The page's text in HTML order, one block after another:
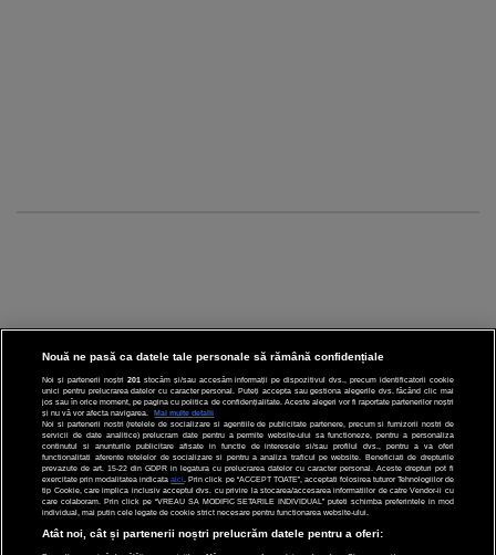
CINEMA
DIVERTISMENT
STIRI
TEHNOLOGIE
SPORT
Nouă ne pasă ca datele tale personale să rămână confidențiale
Noi și partenerii noștri 201 stocăm și/sau accesăm informații pe dispozitivul dvs., precum identificatorii cookie
unici pentru prelucrarea datelor cu caracter personal. Puteți accepta sau gestiona alegerile dvs. făcând clic mai
jos sau în orice moment, pe pagina cu politica de confidențialitate. Aceste alegeri vor fi raportate partenerilor noștri
și nu vă vor afecta navigarea.
Mai multe detalii
Noi si partenerii nostri (retelele de socializare si agentiile de publicitate partenere, precum si furnizorii nostri de
servicii de date analitice) prelucram date pentru a permite website-ului sa functioneze, pentru a personaliza
continutul si anunturile publicitare afisate in functie de interesele si/sau profilul dvs., pentru a va oferi
functionalitati aferente retelelor de socializare si pentru a analiza traficul pe website. Beneficiati de drepturile
prevazute de art. 15-22 din GDPR in legatura cu prelucrarea datelor cu caracter personal. Aceste drepturi pot fi
exercitate prin modalitatea indicataaici . Prin click pe “ACCEPT TOATE”, acceptati folosirea tuturor Tehnologiilor de
tip Cookie, care implica inclusiv acceptul dvs. cu privire la stocarea/accesarea informatiilor de catre Vendor-ii cu
care colaboram. Prin click pe “VREAU SA MODIFIC SETARILE INDIVIDUAL” puteti schimba preferintele in mod
individual, mai putin cele legate de cookie strict necesare pentru functionarea website-ului.
Atât noi, cât și partenerii noștri prelucrăm datele pentru a oferi: